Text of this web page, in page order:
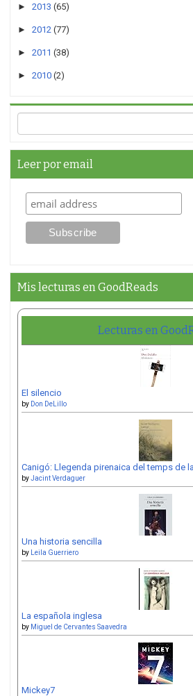
► 2013 (65)
► 2012 (77)
► 2011 (38)
► 2010 (2)
Leer por email
Mis lecturas en GoodReads
Lecturas en
El silencio
by Don DeLillo
Canigó: Llegenda pirenaica del temps de
byJacint Verdaguer
Una historia sencilla
by Leila Guerriero
La española inglesa
by Miguel de Cervantes Saavedra
Mickey7